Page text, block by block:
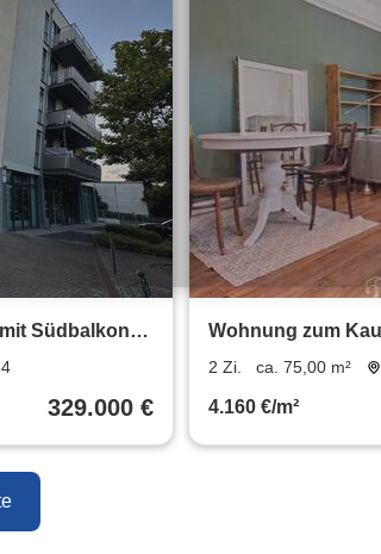
Südbalkon
329.000 €
Wohnung zum
m²
2 Zi. ca. 75,00 m²
4.160 €/m²